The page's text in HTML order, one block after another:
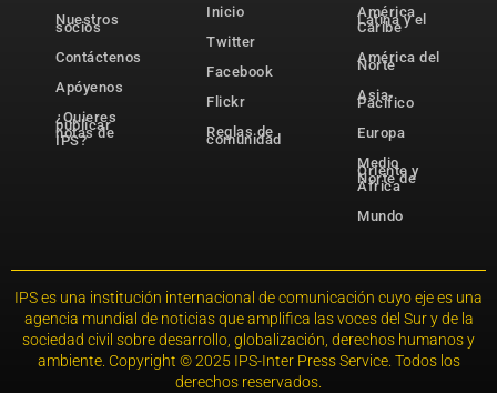
Nuestros
socios
Contáctenos
Apóyenos
¿Quieres
publicar
notas de
IPS?
Inicio
Twitter
Facebook
Flickr
Reglas de
comunidad
América
Latina y el
Caribe
América del
Norte
Asia-
Pacífico
Europa
Medio
Oriente y
Norte de
África
Mundo
IPS es una institución internacional de comunicación cuyo eje es una
agencia mundial de noticias que amplifica las voces del Sur y de la
sociedad civil sobre desarrollo, globalización, derechos humanos y
ambiente. Copyright © 2025 IPS-Inter Press Service. Todos los
derechos reservados.